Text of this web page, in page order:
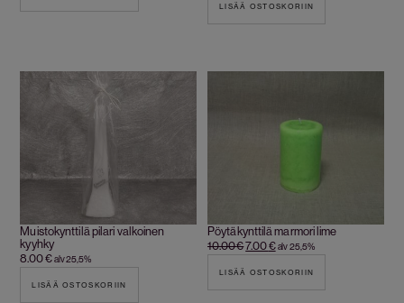
LISÄÄ OSTOSKORIIN
Muistokynttilä pilari valkoinen
kyyhky
8.00€alv 25,5%
LISÄÄ OSTOSKORIIN
Pöytäkynttilä marmori lime
10.00€7.00€alv 25,5%
LISÄÄ OSTOSKORIIN